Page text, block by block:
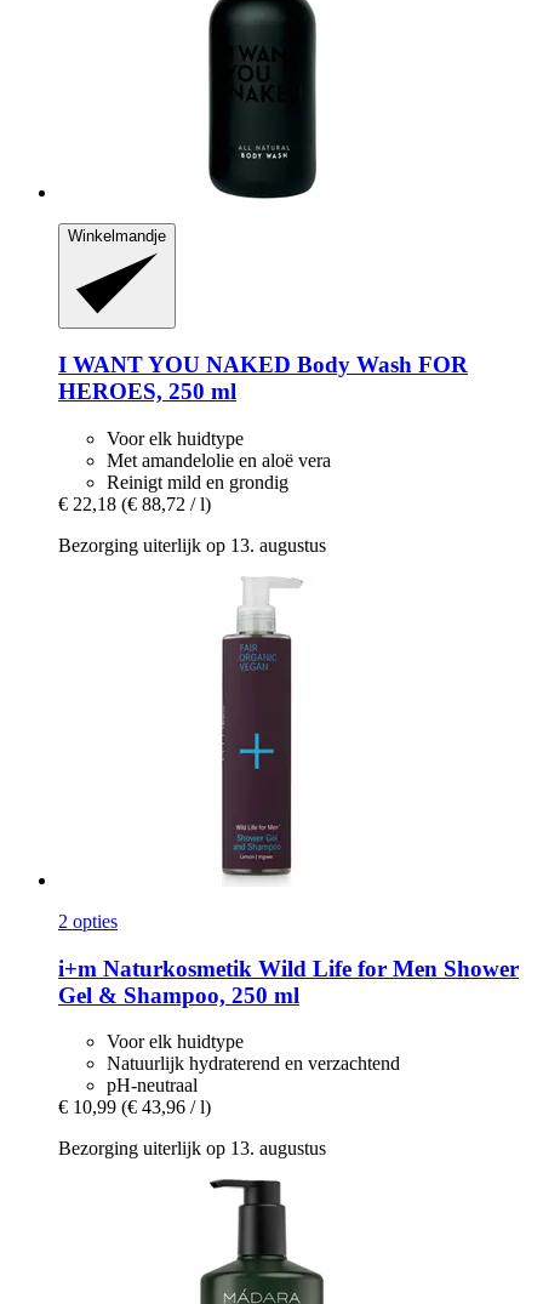
Winkelmandje
I WANT YOU NAKED Body Wash FOR
HEROES, 250 ml
Voor elk huidtype
Met amandelolie en aloë vera
Reinigt mild en grondig
€ 22,18 (€ 88,72 / l)
Bezorging uiterlijk op 13. augustus
2 opties
i+m Naturkosmetik Wild Life for Men Shower
Gel & Shampoo, 250 ml
Voor elk huidtype
Natuurlijk hydraterend en verzachtend
pH-neutraal
€ 10,99 (€ 43,96 / l)
Bezorging uiterlijk op 13. augustus